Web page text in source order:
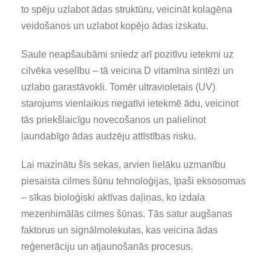
to spēju uzlabot ādas struktūru, veicināt kolagēna
veidošanos un uzlabot kopējo ādas izskatu.
Saule neapšaubāmi sniedz arī pozitīvu ietekmi uz
cilvēka veselību – tā veicina D vitamīna sintēzi un
uzlabo garastāvokli. Tomēr ultravioletais (UV)
starojums vienlaikus negatīvi ietekmē ādu, veicinot
tās priekšlaicīgu novecošanos un palielinot
ļaundabīgo ādas audzēju attīstības risku.
Lai mazinātu šīs sekas, arvien lielāku uzmanību
piesaista cilmes šūnu tehnoloģijas, īpaši eksosomas
– sīkas bioloģiski aktīvas daļiņas, ko izdala
mezenhimālās cilmes šūnas. Tās satur augšanas
faktorus un signālmolekulas, kas veicina ādas
reģenerāciju un atjaunošanās procesus.